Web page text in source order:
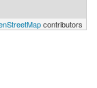
contributors